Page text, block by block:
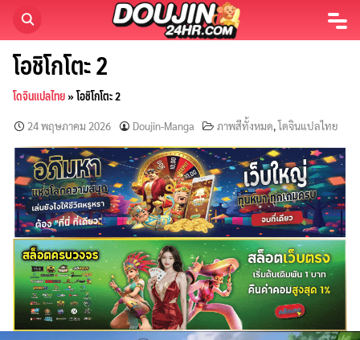
content
โอชิโกโตะ 2
โดจินแปลไทย»โอชิโกโตะ 2
24 พฤษภาคม 2026 Doujin-Manga ภาพสีทั้งหมด,โดจินแปลไทย